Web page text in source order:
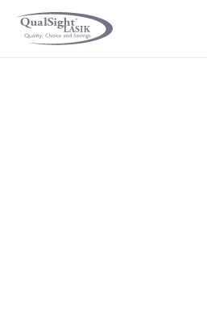
Saltar